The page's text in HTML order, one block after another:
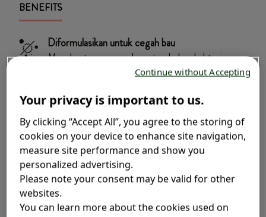
BENEFITS
Diformulasikan untuk cegah bau
Membantu mencegah pertumbuhan bakteri
dan bau tidak sedap, serta memberikan rasa
Menjaga keseimbangan pH
Merawat area kewanitaan agar tetap dalam
kondisi alaminya dan menjaga flora vagina tetap
seimbang.
Teruji secara dermatologis
Telah teruji dan direkomendasikan oleh ahli
perawatan kulit.
Your privacy is important to us.
By clicking “Accept All”, you agree to the storing of
cookies on your device to enhance site navigation,
measure site performance and show you
personalized advertising.
Please note your consent may be valid for other
websites.
You can learn more about the cookies used on
Continue without Accepting